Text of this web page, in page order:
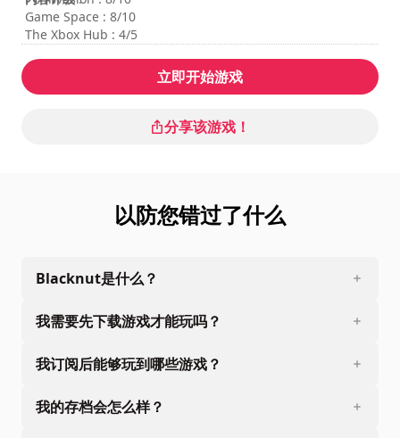
Game Space : 8/10
The Xbox Hub : 4/5
立即开始游戏
分享该游戏！
以防您错过了什么
Blacknut是什么？
我需要先下载游戏才能玩吗？
我订阅后能够玩到哪些游戏？
我的存档会怎么样？